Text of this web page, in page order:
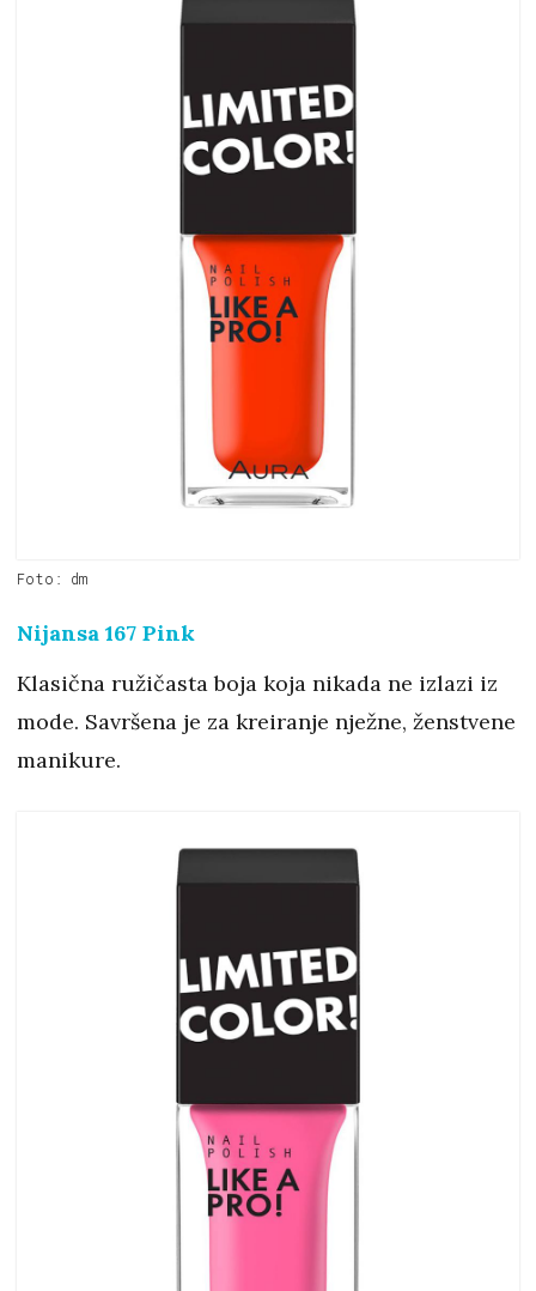
Foto: dm
Nijansa 167 Pink
Klasična ružičasta boja koja nikada ne izlazi iz
mode. Savršena je za kreiranje nježne, ženstvene
manikure.